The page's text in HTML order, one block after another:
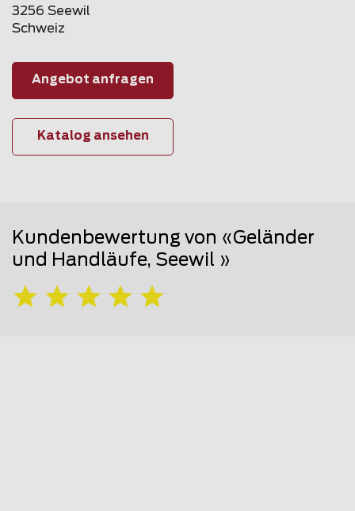
3256 Seewil
Schweiz
Angebot anfragen
Katalog ansehen
Kundenbewertung von «Geländer
und Handläufe, Seewil »